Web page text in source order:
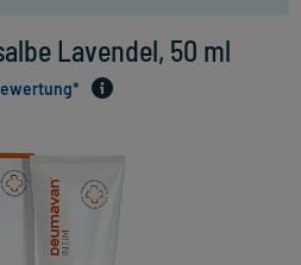
Lavendel, 50 ml